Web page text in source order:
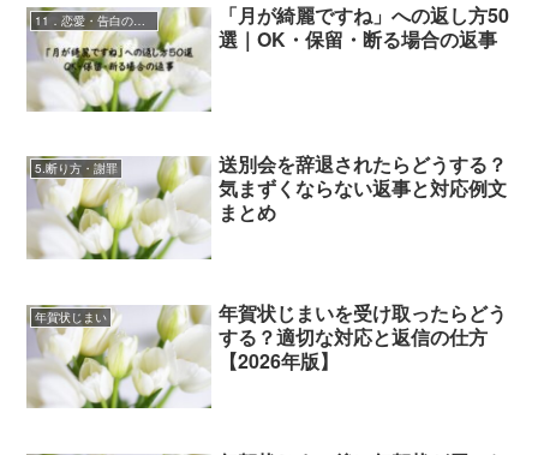
11．恋愛・告白の言葉
「月が綺麗ですね」への返し方50
選｜OK・保留・断る場合の返事
5.断り方・謝罪
送別会を辞退されたらどうする？
気まずくならない返事と対応例文
まとめ
年賀状じまい
年賀状じまいを受け取ったらどう
する？適切な対応と返信の仕方
【2026年版】